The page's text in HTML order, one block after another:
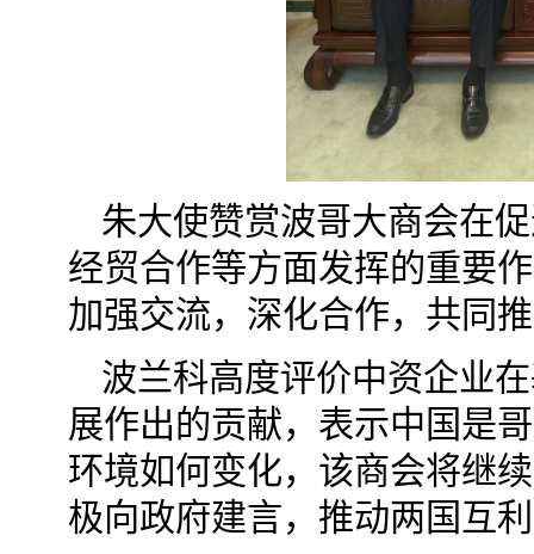
朱大使赞赏波哥大商会在
经贸合作等方面发挥的重要
加强交流，深化合作，共同
波兰科高度评价中资企业
展作出的贡献，表示中国是
环境如何变化，该商会将继
极向政府建言，推动两国互